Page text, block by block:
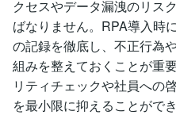
クセスやデータ漏洩のリス
ばなりません。RPA導入時
の記録を徹底し、不正行為
組みを整えておくことが重
リティチェックや社員への
を最小限に抑えることができ